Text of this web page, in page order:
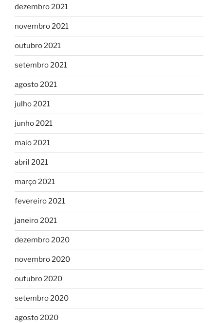
dezembro 2021
novembro 2021
outubro 2021
setembro 2021
agosto 2021
julho 2021
junho 2021
maio 2021
abril 2021
março 2021
fevereiro 2021
janeiro 2021
dezembro 2020
novembro 2020
outubro 2020
setembro 2020
agosto 2020